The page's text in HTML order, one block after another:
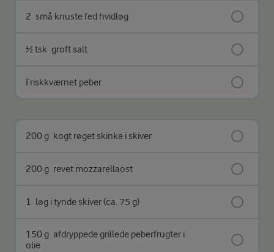
2 små knuste fed hvidløg
½ tsk groft salt
Friskkværnet peber
200 g kogt røget skinke i skiver
200 g revet mozzarellaost
1 løg i tynde skiver (ca. 75 g)
150 g afdryppede grillede peberfrugter i
olie